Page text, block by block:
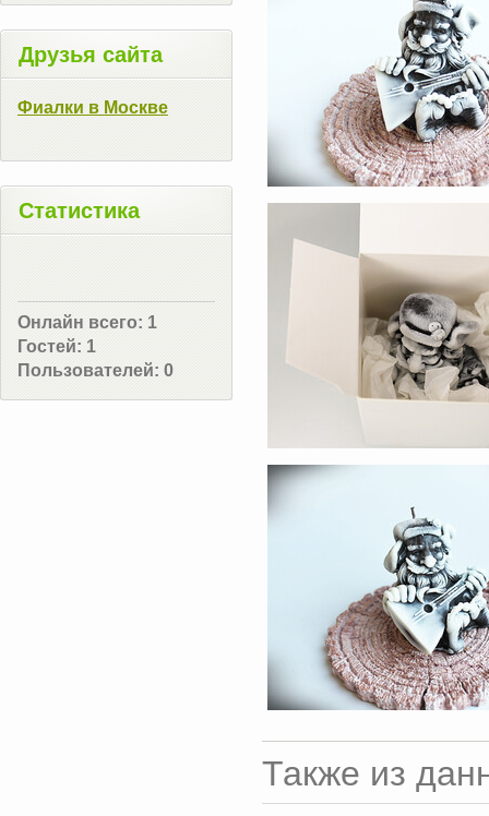
Также из
Друзья сайта
Фиалки в Москве
Статистика
Онлайн всего: 1
Гостей: 1
Пользователей: 0